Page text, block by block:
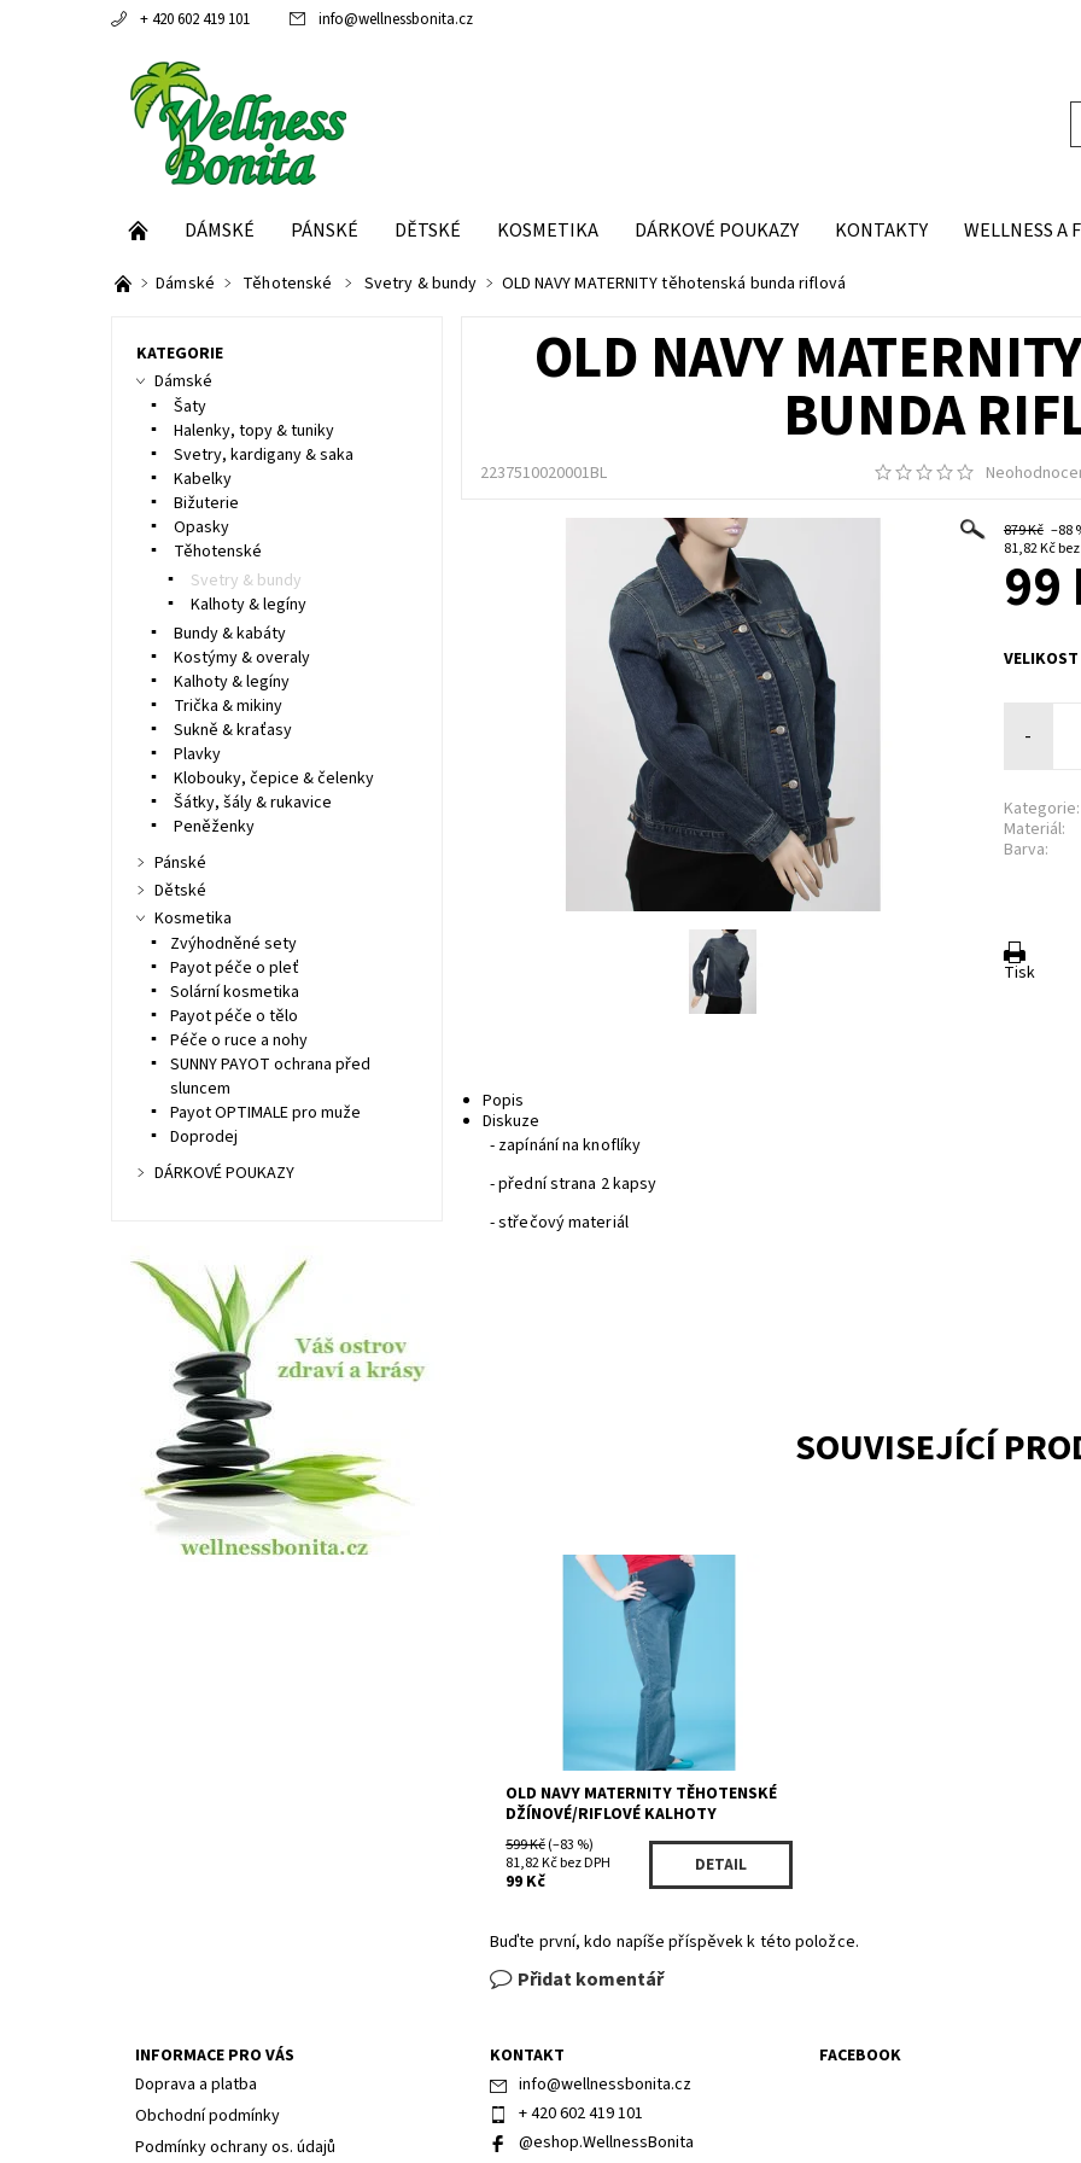
+ 420 602 419 101 info@wellnessbonita.cz
DÁMSKÉ PÁNSKÉ DĚTSKÉ KOSMETIKA DÁRKOVÉ POUKAZY KONTAKTY WELLNESS A
Dámské Těhotenské Svetry & bundy OLD NAVY MATERNITY těhotenská bunda riflová
OLD NAVY
BUNDA
2237510020001BL
879 Kč –88
81,82
99
VELIKOST
-
Kategorie:
Materiál:
Barva:
Tisk
Popis
Diskuze
- zapínání na knoflíky
- přední strana 2 kapsy
- střečový materiál
SOUVISEJÍCÍ
Skladem 1
156617BL
OLD NAVY
OLD NAVY MATERNITY TĚHOTENSKÉ
DŽÍNOVÉ/RIFLOVÉ KALHOTY
599 Kč(–83 %)
81,82 Kč bez DPH
99 Kč
DETAIL
Buďte první, kdo napíše příspěvek k této položce.
Přidat komentář
KATEGORIE
Dámské
Šaty
Halenky, topy & tuniky
Svetry, kardigany & saka
Kabelky
Bižuterie
Opasky
Těhotenské
Svetry & bundy
Kalhoty & legíny
Bundy & kabáty
Kostýmy & overaly
Kalhoty & legíny
Trička & mikiny
Sukně & kraťasy
Plavky
Klobouky, čepice & čelenky
Šátky, šály & rukavice
Peněženky
Pánské
Dětské
Kosmetika
Zvýhodněné sety
Payot péče o pleť
Solární kosmetika
Payot péče o tělo
Péče o ruce a nohy
SUNNY PAYOT ochrana před
sluncem
Payot OPTIMALE pro muže
Doprodej
DÁRKOVÉ POUKAZY
INFORMACE PRO VÁS
Doprava a platba
Obchodní podmínky
Podmínky ochrany os. údajů
KONTAKT
info@wellnessbonita.cz
+ 420 602 419 101
@eshop.WellnessBonita
FACEBOOK